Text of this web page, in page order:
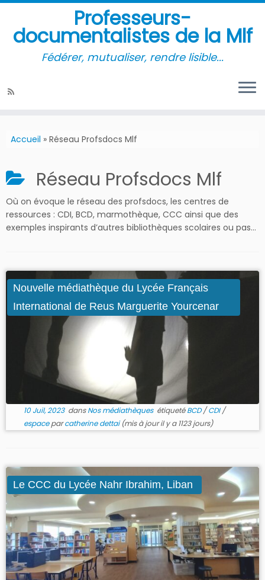
Professeurs-
documentalistes de la Mlf
Fédérer, mutualiser, rendre lisible...
Accueil » Réseau Profsdocs Mlf
Réseau Profsdocs Mlf
Où on évoque le réseau des profsdocs, les centres de
ressources : CDI, BCD, marmothèque, CCC ainsi que des
exemples inspirants d’autres bibliothèques scolaires ou pas…
Nouvelle médiathèque du Lycée Français
International de Reus Marguerite Yourcenar
10 Juil, 2023dansNos médiathèques étiquetéBCD/CDI/
espaceparcatherine dettai(mis à jour il y a 1123 jours)
Le CCC du Lycée Nahr Ibrahim, Liban